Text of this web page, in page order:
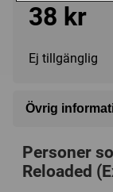
38 kr
Ej tillgänglig
Övrig
Serie:
Personer
Reloaded